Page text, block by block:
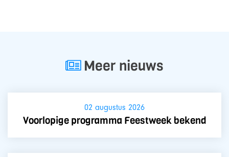
Meer nieuws
02 augustus 2026
Voorlopige programma Feestweek bekend